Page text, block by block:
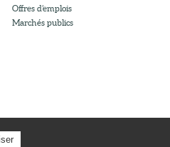
Offres d’emplois
Marchés publics